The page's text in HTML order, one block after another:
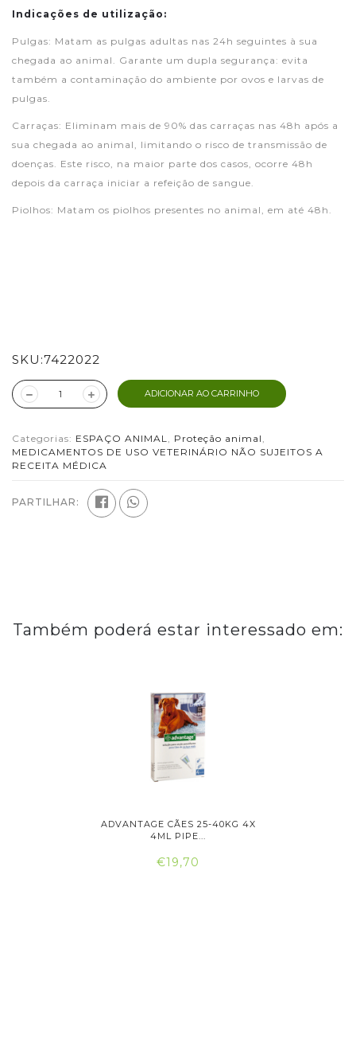
Indicações de utilização:
Pulgas: Matam as pulgas adultas nas 24h seguintes à sua
chegada ao animal. Garante um dupla segurança: evita
também a contaminação do ambiente por ovos e larvas de
pulgas.
Carraças: Eliminam mais de 90% das carraças nas 48h após a
sua chegada ao animal, limitando o risco de transmissão de
doenças. Este risco, na maior parte dos casos, ocorre 48h
depois da carraça iniciar a refeição de sangue.
Piolhos: Matam os piolhos presentes no animal, em até 48h.
SKU:7422022
ADICIONAR AO CARRINHO
Categorias: ESPAÇO ANIMAL, Proteção animal ,
MEDICAMENTOS DE USO VETERINÁRIO NÃO SUJEITOS A
RECEITA MÉDICA
PARTILHAR:
Também poderá estar interessado em:
ADVANTAGE CÃES 25-40KG 4X
4ML PIPE...
€19,70